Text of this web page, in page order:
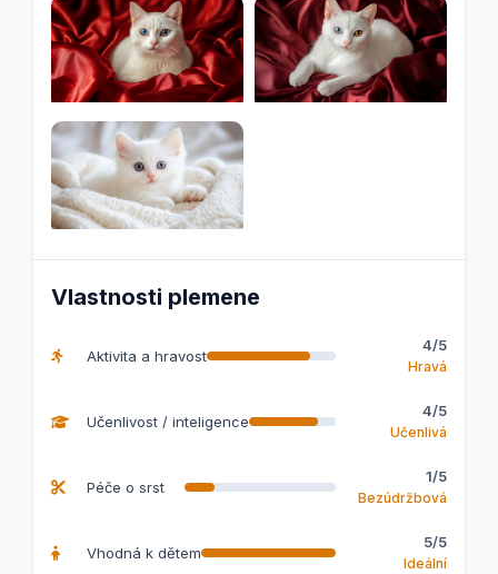
Vlastnosti plemene
Aktivita a hravost
4/5
Hravá
Učenlivost / inteligence
4/5
Učenlivá
Péče o srst
1/5
Bezúdržbová
Vhodná k dětem
5/5
Ideální